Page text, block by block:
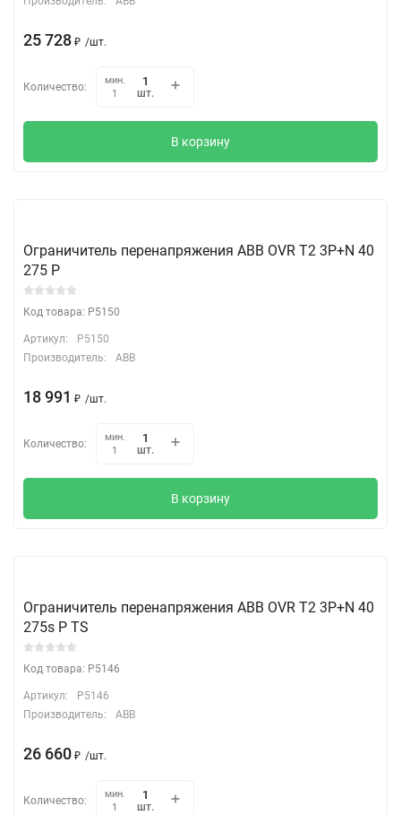
25 728 ₽ /шт.
Количество:
мин.
1
шт.
В корзину
Ограничитель перенапряжения ABB OVR T2 3P+N 40
275 P
Код товара: P5150
Артикул:
P5150
Производитель:
ABB
18 991 ₽ /шт.
Количество:
мин.
1
шт.
В корзину
Ограничитель перенапряжения ABB OVR T2 3P+N 40
275s P TS
Код товара: P5146
Артикул:
P5146
Производитель:
ABB
26 660 ₽ /шт.
Количество:
мин.
1
шт.